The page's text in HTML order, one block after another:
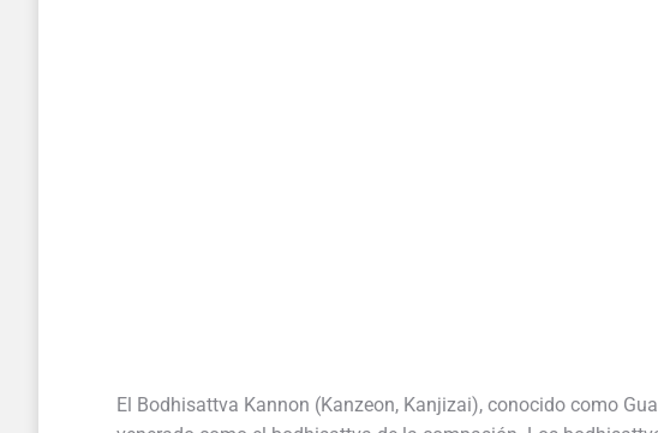
El Bodhisattva Kannon (Kanzeon, Kanjizai), conocido como